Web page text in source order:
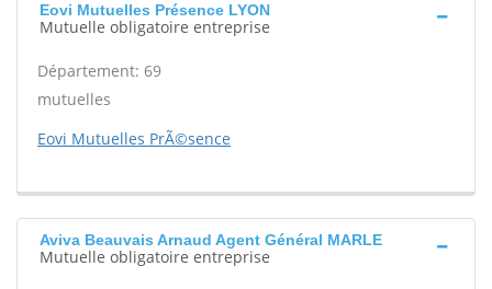
Eovi Mutuelles Présence LYON
Mutuelle obligatoire entreprise
Département: 69
mutuelles
Eovi Mutuelles PrÃ©sence
Aviva Beauvais Arnaud Agent Général MARLE
Mutuelle obligatoire entreprise